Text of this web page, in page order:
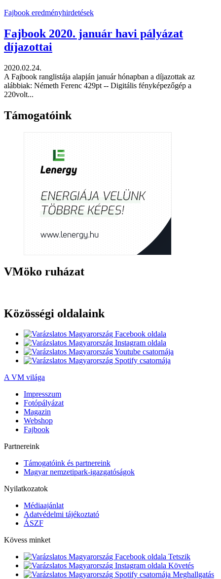
Fajbook eredményhirdetések
Fajbook 2020. január havi pályázat
díjazottai
2020.02.24.
A Fajbook ranglistája alapján január hónapban a díjazottak az
alábbiak: Németh Ferenc 429pt -- Digitális fényképezőgép a
220volt...
Támogatóink
VMöko ruházat
Közösségi oldalaink
A VM világa
Impresszum
Fotópályázat
Magazin
Webshop
Fajbook
Partnereink
Támogatóink és partnereink
Magyar nemzetipark-igazgatóságok
Nyilatkozatok
Médiaajánlat
Adatvédelmi tájékoztató
ÁSZF
Kövess minket
Tetszik
Követés
Meghallgatás